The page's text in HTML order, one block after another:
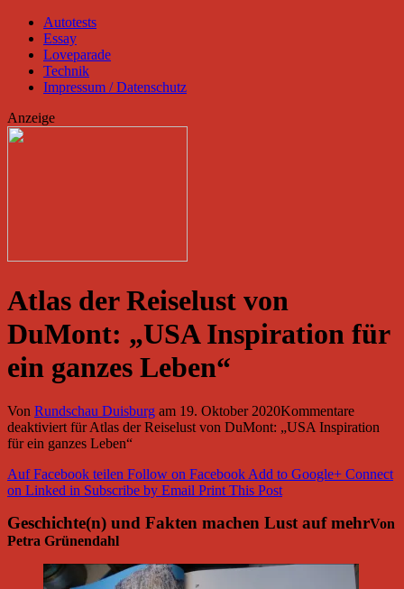
Autotests
Essay
Loveparade
Technik
Impressum / Datenschutz
Anzeige
Atlas der Reiselust von
DuMont: „USA Inspiration für
ein ganzes Leben“
Von Rundschau Duisburg am 19. Oktober 2020Kommentare
deaktiviertfür Atlas der Reiselust von DuMont: „USA Inspiration
für ein ganzes Leben“
Auf Facebook teilen Follow on FacebookAdd to Google+ Connect
on Linked in Subscribe by Email Print This Post
Geschichte(n) und Fakten machen Lust auf mehrVon
Petra Grünendahl